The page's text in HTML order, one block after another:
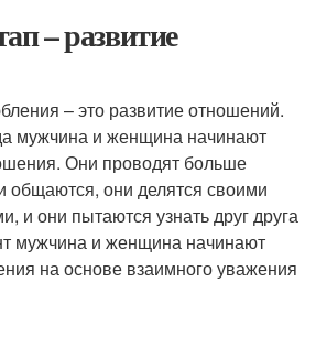
– развитие
– это развитие отношений.
мужчина и женщина начинают
Они проводят больше
общаются, они делятся своими
и они пытаются узнать друг друга
мужчина и женщина начинают
на основе взаимного уважения